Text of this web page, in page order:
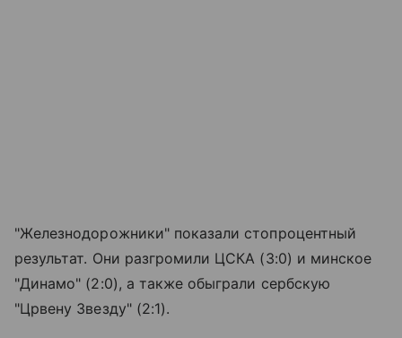
"Железнодорожники" показали стопроцентный
результат. Они разгромили ЦСКА (3:0) и минское
"Динамо" (2:0), а также обыграли сербскую
"Црвену Звезду" (2:1).